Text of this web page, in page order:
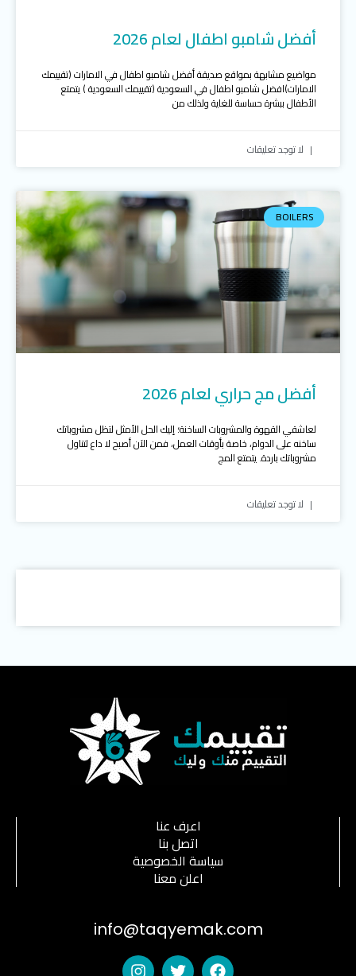
أفضل شامبو اطفال لعام 2026
مواضيع مشابهة بمواقع صديقة أفضل شامبو اطفال في الامارات (تقييمك
الامارات)افضل شامبو اطفال في السعودية (تقييمك السعودية ) يتمتع
الأطفال ببشرة حساسة للغاية ولذلك من
لا توجد تعليقات
BOILERS
أفضل مج حراري لعام 2026
لعاشقي القهوة والمشروبات الساخنة؛ إليك الحل الأمثل لتظل مشروباتك
ساخنه على الدوام، خاصة بأوقات العمل، فمن الآن أصبح لا داع لتناول
مشروباتك باردة. يتمتع المج
لا توجد تعليقات
اعرف عنا
اتصل بنا
سياسة الخصوصية
اعلن معنا
info@taqyemak.com
F
T
I